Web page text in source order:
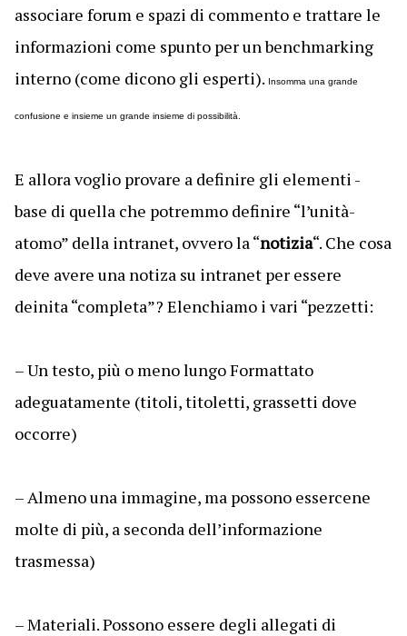
associare forum e spazi di commento e trattare le
informazioni come spunto per un benchmarking
interno (come dicono gli esperti). Insomma una grande
confusione e insieme un grande insieme di possibilità.
E allora voglio provare a definire gli elementi -
base di quella che potremmo definire “l’unità-
atomo” della intranet, ovvero la “notizia“. Che cosa
deve avere una notiza su intranet per essere
deinita “completa”? Elenchiamo i vari “pezzetti:
– Un testo, più o meno lungo Formattato
adeguatamente (titoli, titoletti, grassetti dove
occorre)
– Almeno una immagine, ma possono essercene
molte di più, a seconda dell’informazione
trasmessa)
– Materiali. Possono essere degli allegati di